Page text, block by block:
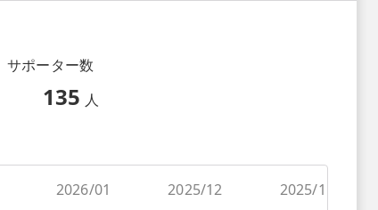
サポーター数
135 人
2026/01 2025/12 2025/11